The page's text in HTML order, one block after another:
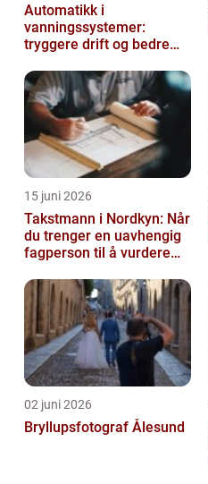
Automatikk i
vanningssystemer:
tryggere drift og bedre
15 juni 2026
Takstmann i Nordkyn: Når
du trenger en uavhengig
fagperson til å vurdere
02 juni 2026
Bryllupsfotograf Ålesund